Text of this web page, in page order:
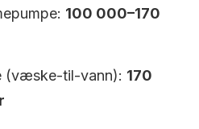
100 000–170
(væske-til-vann): 170